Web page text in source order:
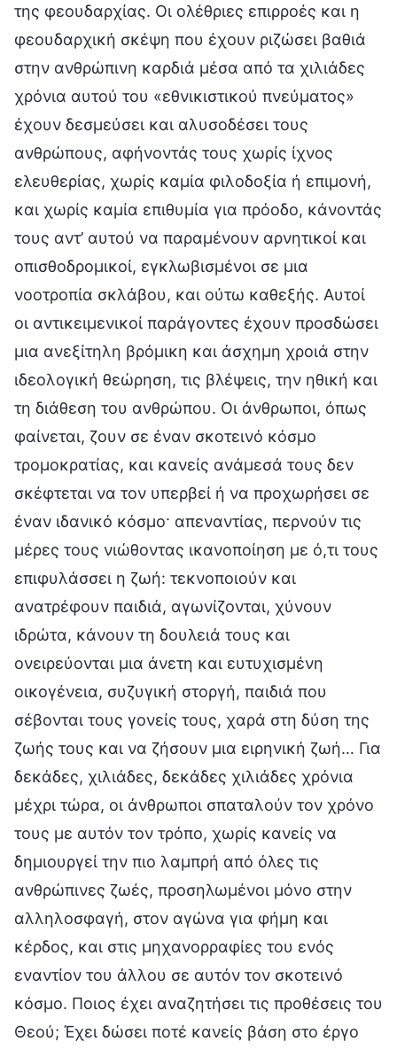
της φεουδαρχίας. Οι ολέθριες επιρροές και η
φεουδαρχική σκέψη που έχουν ριζώσει βαθιά
στην ανθρώπινη καρδιά μέσα από τα χιλιάδες
χρόνια αυτού του «εθνικιστικού πνεύματος»
έχουν δεσμεύσει και αλυσοδέσει τους
ανθρώπους, αφήνοντάς τους χωρίς ίχνος
ελευθερίας, χωρίς καμία φιλοδοξία ή επιμονή,
και χωρίς καμία επιθυμία για πρόοδο, κάνοντάς
τους αντ’ αυτού να παραμένουν αρνητικοί και
οπισθοδρομικοί, εγκλωβισμένοι σε μια
νοοτροπία σκλάβου, και ούτω καθεξής. Αυτοί
οι αντικειμενικοί παράγοντες έχουν προσδώσει
μια ανεξίτηλη βρόμικη και άσχημη χροιά στην
ιδεολογική θεώρηση, τις βλέψεις, την ηθική και
τη διάθεση του ανθρώπου. Οι άνθρωποι, όπως
φαίνεται, ζουν σε έναν σκοτεινό κόσμο
τρομοκρατίας, και κανείς ανάμεσά τους δεν
σκέφτεται να τον υπερβεί ή να προχωρήσει σε
έναν ιδανικό κόσμο· απεναντίας, περνούν τις
μέρες τους νιώθοντας ικανοποίηση με ό,τι τους
επιφυλάσσει η ζωή: τεκνοποιούν και
ανατρέφουν παιδιά, αγωνίζονται, χύνουν
ιδρώτα, κάνουν τη δουλειά τους και
ονειρεύονται μια άνετη και ευτυχισμένη
οικογένεια, συζυγική στοργή, παιδιά που
σέβονται τους γονείς τους, χαρά στη δύση της
ζωής τους και να ζήσουν μια ειρηνική ζωή… Για
δεκάδες, χιλιάδες, δεκάδες χιλιάδες χρόνια
μέχρι τώρα, οι άνθρωποι σπαταλούν τον χρόνο
τους με αυτόν τον τρόπο, χωρίς κανείς να
δημιουργεί την πιο λαμπρή από όλες τις
ανθρώπινες ζωές, προσηλωμένοι μόνο στην
αλληλοσφαγή, στον αγώνα για φήμη και
κέρδος, και στις μηχανορραφίες του ενός
εναντίον του άλλου σε αυτόν τον σκοτεινό
κόσμο. Ποιος έχει αναζητήσει τις προθέσεις του
Θεού; Έχει δώσει ποτέ κανείς βάση στο έργο